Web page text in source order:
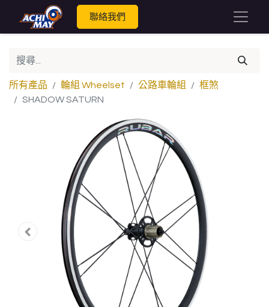
聯絡我們
所有產品 輪組 Wheelset 公路車輪組
框煞
SHADOW SATURN